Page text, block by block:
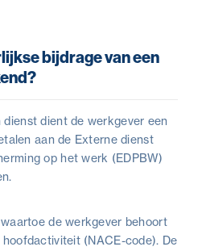
bijdrage van een
dient de werkgever een
aan de Externe dienst
op het werk (EDPBW)
de werkgever behoort
(NACE-code). De